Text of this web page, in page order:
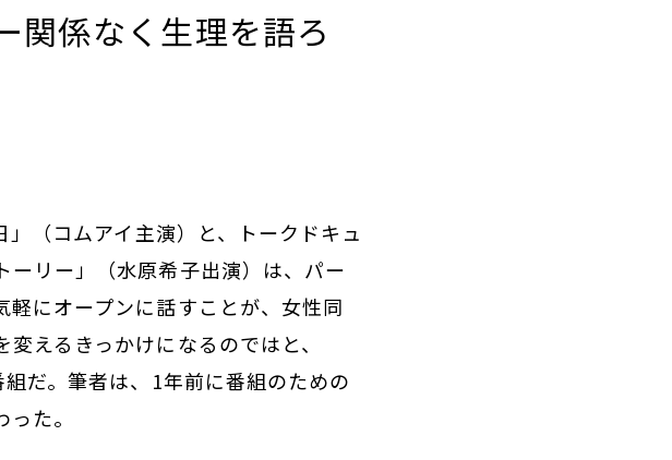
関係なく生理を語ろ
（コムアイ主演）と、トークドキュ
リー」（水原希子出演）は、パー
にオープンに話すことが、女性同
えるきっかけになるのではと、
だ。筆者は、1年前に番組のための
た。